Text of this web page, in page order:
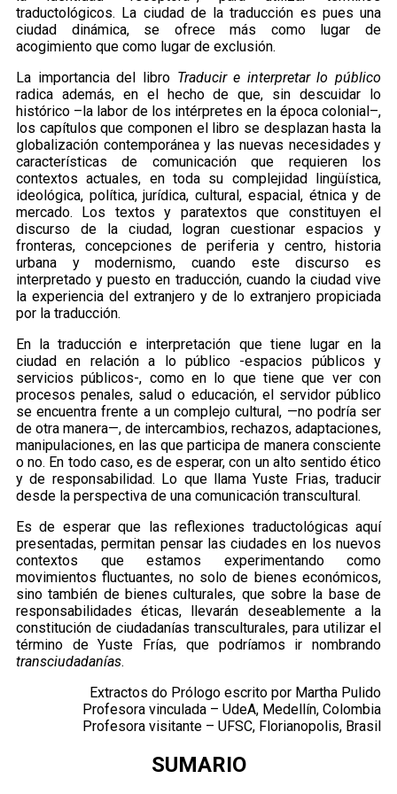
traductológicos. La ciudad de la traducción es pues una
ciudad dinámica, se ofrece más como lugar de
acogimiento que como lugar de exclusión.
La importancia del libro Traducir e interpretar lo público
radica además, en el hecho de que, sin descuidar lo
histórico –la labor de los intérpretes en la época colonial–,
los capítulos que componen el libro se desplazan hasta la
globalización contemporánea y las nuevas necesidades y
características de comunicación que requieren los
contextos actuales, en toda su complejidad lingüística,
ideológica, política, jurídica, cultural, espacial, étnica y de
mercado. Los textos y paratextos que constituyen el
discurso de la ciudad, logran cuestionar espacios y
fronteras, concepciones de periferia y centro, historia
urbana y modernismo, cuando este discurso es
interpretado y puesto en traducción, cuando la ciudad vive
la experiencia del extranjero y de lo extranjero propiciada
por la traducción.
En la traducción e interpretación que tiene lugar en la
ciudad en relación a lo público -espacios públicos y
servicios públicos-, como en lo que tiene que ver con
procesos penales, salud o educación, el servidor público
se encuentra frente a un complejo cultural, —no podría ser
de otra manera—, de intercambios, rechazos, adaptaciones,
manipulaciones, en las que participa de manera consciente
o no. En todo caso, es de esperar, con un alto sentido ético
y de responsabilidad. Lo que llama Yuste Frias, traducir
desde la perspectiva de una comunicación transcultural.
Es de esperar que las reflexiones traductológicas aquí
presentadas, permitan pensar las ciudades en los nuevos
contextos que estamos experimentando como
movimientos fluctuantes, no solo de bienes económicos,
sino también de bienes culturales, que sobre la base de
responsabilidades éticas, llevarán deseablemente a la
constitución de ciudadanías transculturales, para utilizar el
término de Yuste Frías, que podríamos ir nombrando
transciudadanías.
Extractos do Prólogo escrito por Martha Pulido
Profesora vinculada – UdeA, Medellín, Colombia
Profesora visitante – UFSC, Florianopolis, Brasil
SUMARIO